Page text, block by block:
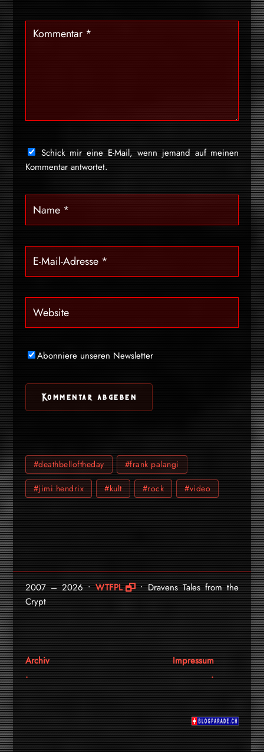
Schick mir eine E-Mail, wenn jemand auf meinen
Kommentar antwortet.
Abonniere unseren Newsletter
#deathbelloftheday #frank palangi
#jimi hendrix #kult #rock #video
2007 – 2026 •WTFPL
• Dravens Tales from the
Crypt
Archiv
Impressum
.
.